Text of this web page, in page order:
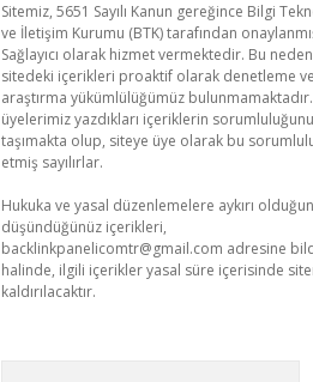
Sitemiz, 5651 Sayılı Kanun gereğince Bilgi
ve İletişim Kurumu (BTK) tarafından
Sağlayıcı olarak hizmet vermektedir. Bu
sitedeki içerikleri proaktif olarak denetleme
araştırma yükümlülüğümüz
üyelerimiz yazdıkları içeriklerin sorumluluğunu
taşımakta olup, siteye üye olarak bu
etmiş sayılırlar.
Hukuka ve yasal düzenlemelere aykırı
düşündüğünüz içerikleri,
backlinkpanelicomtr@gmail.com adresine
halinde, ilgili içerikler yasal süre içerisinde
kaldırılacaktır.